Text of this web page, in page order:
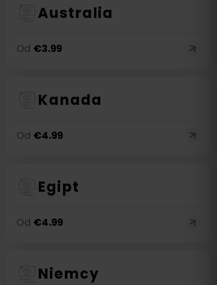
Australia
Od €3.99
Kanada
Od €4.99
Egipt
Od €4.99
Niemcy